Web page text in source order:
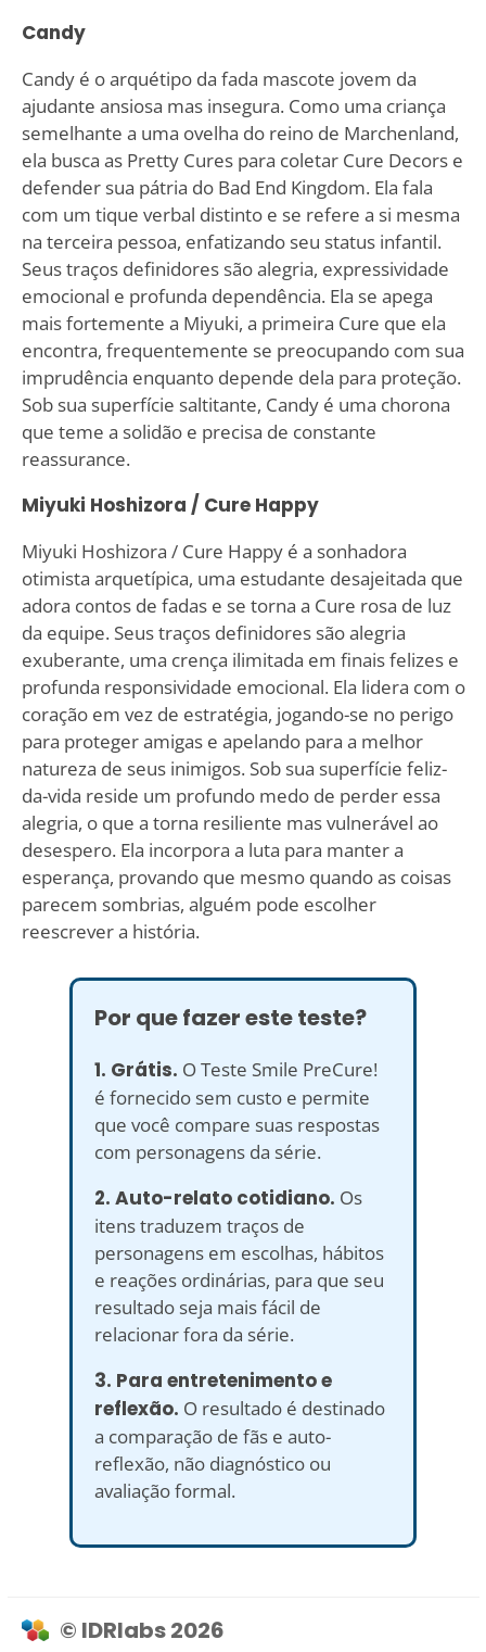
Candy
Candy é o arquétipo da fada mascote jovem da
ajudante ansiosa mas insegura. Como uma criança
semelhante a uma ovelha do reino de Marchenland,
ela busca as Pretty Cures para coletar Cure Decors e
defender sua pátria do Bad End Kingdom. Ela fala
com um tique verbal distinto e se refere a si mesma
na terceira pessoa, enfatizando seu status infantil.
Seus traços definidores são alegria, expressividade
emocional e profunda dependência. Ela se apega
mais fortemente a Miyuki, a primeira Cure que ela
encontra, frequentemente se preocupando com sua
imprudência enquanto depende dela para proteção.
Sob sua superfície saltitante, Candy é uma chorona
que teme a solidão e precisa de constante
reassurance.
Miyuki Hoshizora / Cure Happy
Miyuki Hoshizora / Cure Happy é a sonhadora
otimista arquetípica, uma estudante desajeitada que
adora contos de fadas e se torna a Cure rosa de luz
da equipe. Seus traços definidores são alegria
exuberante, uma crença ilimitada em finais felizes e
profunda responsividade emocional. Ela lidera com o
coração em vez de estratégia, jogando-se no perigo
para proteger amigas e apelando para a melhor
natureza de seus inimigos. Sob sua superfície feliz-
da-vida reside um profundo medo de perder essa
alegria, o que a torna resiliente mas vulnerável ao
desespero. Ela incorpora a luta para manter a
esperança, provando que mesmo quando as coisas
parecem sombrias, alguém pode escolher
reescrever a história.
Por que fazer este teste?
1. Grátis. O Teste Smile PreCure!
é fornecido sem custo e permite
que você compare suas respostas
com personagens da série.
2. Auto-relato cotidiano. Os
itens traduzem traços de
personagens em escolhas, hábitos
e reações ordinárias, para que seu
resultado seja mais fácil de
relacionar fora da série.
3. Para entretenimento e
reflexão. O resultado é destinado
a comparação de fãs e auto-
reflexão, não diagnóstico ou
avaliação formal.
© IDRlabs 2026